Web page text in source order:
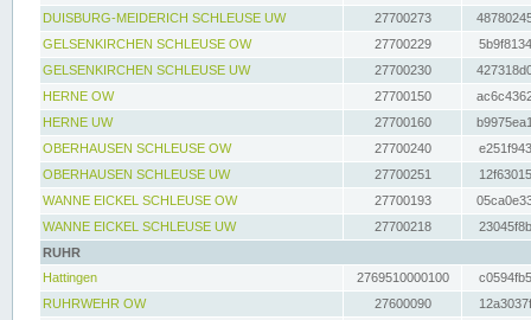
DUISBURG-MEIDERICH SCHLEUSE UW
27700273
GELSENKIRCHEN SCHLEUSE OW
27700229
GELSENKIRCHEN SCHLEUSE UW
27700230
HERNE OW
27700150
HERNE UW
27700160
OBERHAUSEN SCHLEUSE OW
27700240
OBERHAUSEN SCHLEUSE UW
27700251
WANNE EICKEL SCHLEUSE OW
27700193
WANNE EICKEL SCHLEUSE UW
27700218
RUHR
Hattingen
2769510000100
RUHRWEHR OW
27600090